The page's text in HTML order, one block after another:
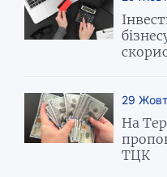
29
На
ТЦК